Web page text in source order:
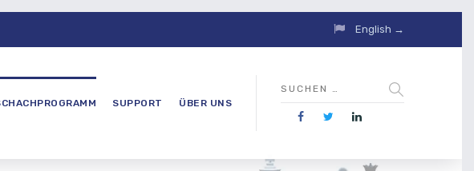
English →
SUPPORT ÜBER UNS